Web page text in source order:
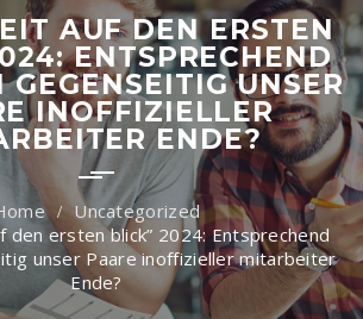
AUF DEN ERSTEN
ENTSPRECHEND
GEGENSEITIG UNSER
INOFFIZIELLER
ENDE?
Uncategorized
den ersten blick” 2024: Entsprechend
unser Paare inoffizieller mitarbeiter
Ende?